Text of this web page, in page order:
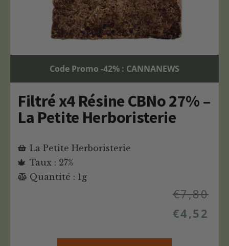
Code Promo -42% : CANNANEWS
Filtré x4 Résine CBNo 27% –
La Petite Herboristerie
La Petite Herboristerie
Taux : 27%
Quantité : 1g
€7,80
€4,52